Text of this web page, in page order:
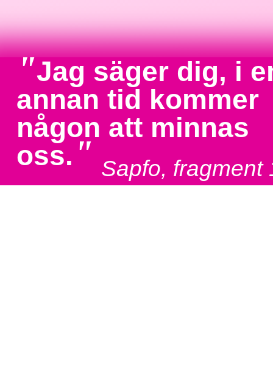
"Jag säger dig, i
annan tid kommer
någon att minnas
oss. " Sapfo, fragment